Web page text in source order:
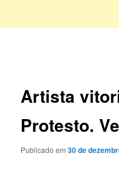
Artista
Protesto.
Publicado em30 de